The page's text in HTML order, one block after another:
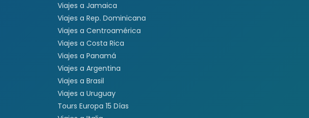
Viajes a Jamaica
Viajes a Rep. Dominicana
Viajes a Centroamérica
Viajes a Costa Rica
Viajes a Panamá
Viajes a Argentina
Viajes a Brasil
Viajes a Uruguay
Tours Europa 15 Días